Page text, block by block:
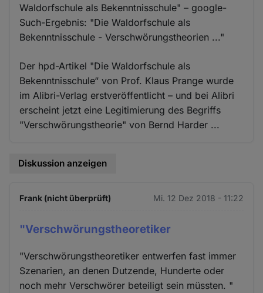
Waldorfschule als Bekenntnisschule" – google-
Such-Ergebnis: "Die Waldorfschule als
Bekenntnisschule - Verschwörungstheorien ..."
Der hpd-Artikel "Die Waldorfschule als
Bekenntnisschule“ von Prof. Klaus Prange wurde
im Alibri-Verlag erstveröffentlicht – und bei Alibri
erscheint jetzt eine Legitimierung des Begriffs
"Verschwörungstheorie" von Bernd Harder ...
Diskussion anzeigen
Frank (nicht überprüft) Mi. 12 Dez 2018 - 11:22
"Verschwörungstheoretiker
"Verschwörungstheoretiker entwerfen fast immer
Szenarien, an denen Dutzende, Hunderte oder
noch mehr Verschwörer beteiligt sein müssten. "